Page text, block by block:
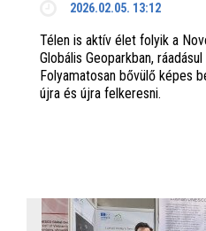
2026.02.05. 13:12
Télen is aktív élet folyik a
Globális Geoparkban,
Folyamatosan bővülő képes
újra és újra felkeresni.